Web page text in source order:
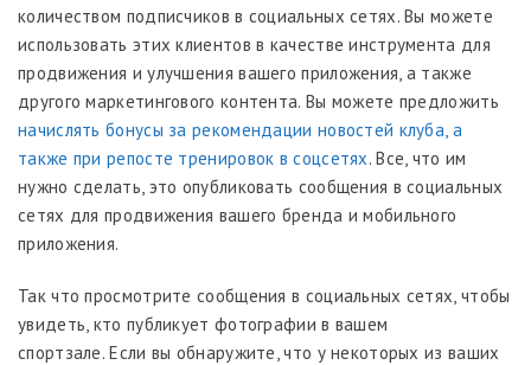
количеством подписчиков в социальных сетях. Вы можете
использовать этих клиентов в качестве инструмента для
продвижения и улучшения вашего приложения, а также
другого маркетингового контента. Вы можете предложить
начислять бонусы за рекомендации новостей клуба, а
также при репосте тренировок в соцсетях. Все, что им
нужно сделать, это опубликовать сообщения в социальных
сетях для продвижения вашего бренда и мобильного
приложения.
Так что просмотрите сообщения в социальных сетях, чтобы
увидеть, кто публикует фотографии в вашем
спортзале. Если вы обнаружите, что у некоторых из ваших